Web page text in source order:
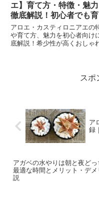
エ】育て方・特徴・魅
徹底解説！初心者でも
やすい珍しいアロエ
アロエ・カスティロニアエの
や育て方、魅力を初心者向け
底解説！希少性が高くおしゃ
スポ
ア
録
アガベの水やりは朝と夜どっ
最適な時間とメリット・デ
説